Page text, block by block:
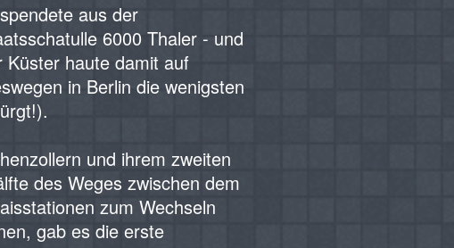
aus der
6000 Thaler - und
Küster haute damit auf
in Berlin die wenigsten
und ihrem zweiten
des Weges zwischen dem
zum Wechseln
gab es die erste